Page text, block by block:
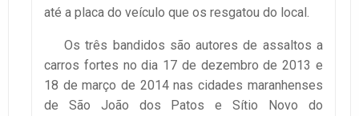
até a placa do veículo que os resgatou do local.
Os três bandidos são autores de assaltos a
carros fortes no dia 17 de dezembro de 2013 e
18 de março de 2014 nas cidades maranhenses
de São João dos Patos e Sítio Novo do